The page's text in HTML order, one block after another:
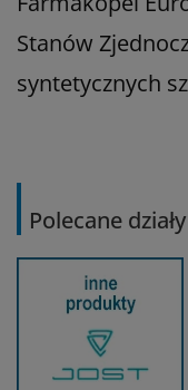
Stanów
syntetycznych
Polecane działy